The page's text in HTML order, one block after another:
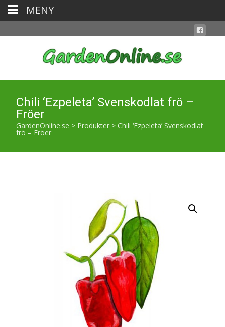
Chili ‘Ezpeleta’ Svenskodlat frö –
Fröer
GardenOnline.se > Produkter > Chili ‘Ezpeleta’ Svenskodlat
frö – Fröer
MENY